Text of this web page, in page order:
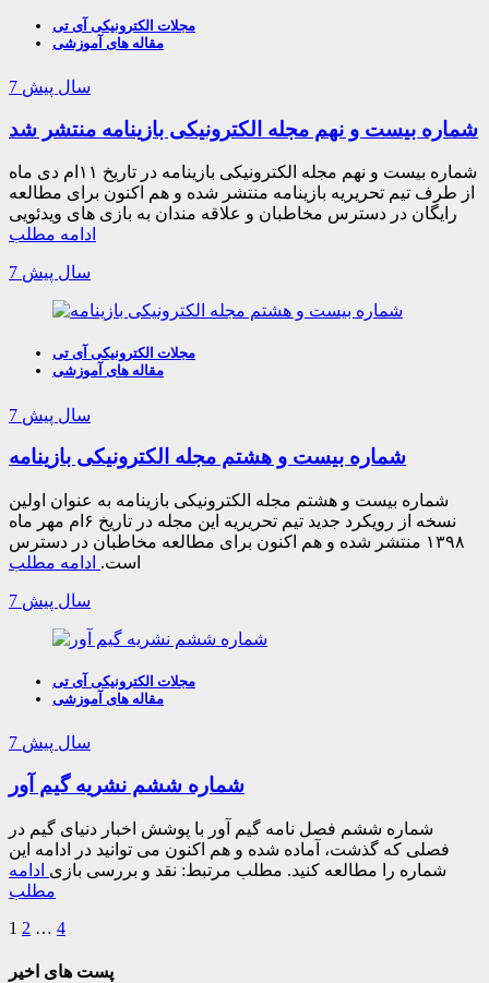
مجلات الکترونیکی آی تی
مقاله های آموزشی
7 سال پیش
شماره بیست و نهم مجله الکترونیکی بازینامه منتشر شد
شماره بیست و نهم مجله الکترونیکی بازینامه در تاریخ ۱۱ام دی ماه
از طرف تیم تحریریه بازینامه منتشر شده و هم اکنون برای مطالعه
رایگان در دسترس مخاطبان و علاقه مندان به بازی های ویدئویی
ادامه مطلب
7 سال پیش
مجلات الکترونیکی آی تی
مقاله های آموزشی
7 سال پیش
شماره بیست و هشتم مجله الکترونیکی بازینامه
شماره بیست و هشتم مجله الکترونیکی بازینامه به عنوان اولین
نسخه از رویکرد جدید تیم تحریریه این مجله در تاریخ ۶ام مهر ماه
۱۳۹۸ منتشر شده و هم اکنون برای مطالعه مخاطبان در دسترس
است. ادامه مطلب
7 سال پیش
مجلات الکترونیکی آی تی
مقاله های آموزشی
7 سال پیش
شماره ششم نشریه گیم آور
شماره ششم فصل نامه گیم آور با پوشش اخبار دنیای گیم در
فصلی که گذشت، آماده شده و هم اکنون می توانید در ادامه این
شماره را مطالعه کنید. مطلب مرتبط: نقد و بررسی بازی ادامه
مطلب
1 2 … 4
پست های اخیر